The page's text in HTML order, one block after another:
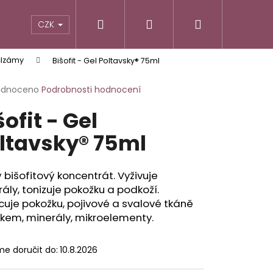
ALTERNATIVNÍ RECEPTURY
CZK Přihlášení
Bišofit - Gel Poltavsky® 75ml
Podrobnosti hodnocení
- Gel
75ml
bišofitový koncentrát. Vyživuje
tonizuje pokožku a podkoží.
pokožku, pojivové a svalové tkáně
minerály, mikroelementy.
doručit do: 10.8.2026